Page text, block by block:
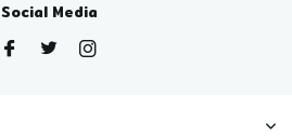
Social Media